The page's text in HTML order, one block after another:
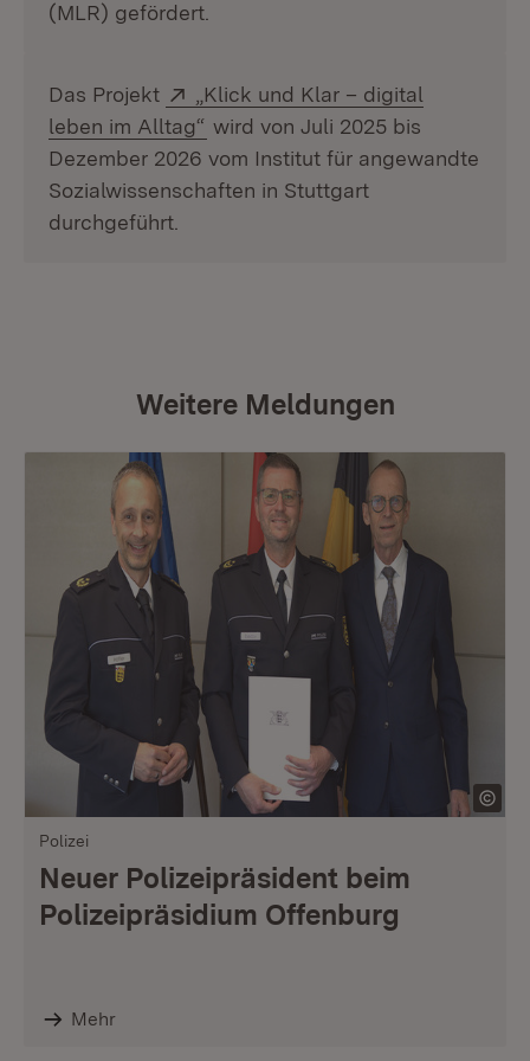
(MLR) gefördert.
Das Projekt Extern:
„Klick und Klar – digital
leben im Alltag“ (Öffnet in neuem Fenster)
wird von Juli 2025 bis
Dezember 2026 vom Institut für angewandte
Sozialwissenschaften in Stuttgart
durchgeführt.
Weitere Meldungen
Polizei
Neuer Polizeipräsident beim
Polizeipräsidium Offenburg
Mehr